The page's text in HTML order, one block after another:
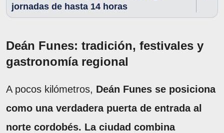
jornadas de hasta 14 horas
Deán Funes: tradición, festivales y
gastronomía regional
A pocos kilómetros, Deán Funes se posiciona
como una verdadera puerta de entrada al
norte cordobés. La ciudad combina